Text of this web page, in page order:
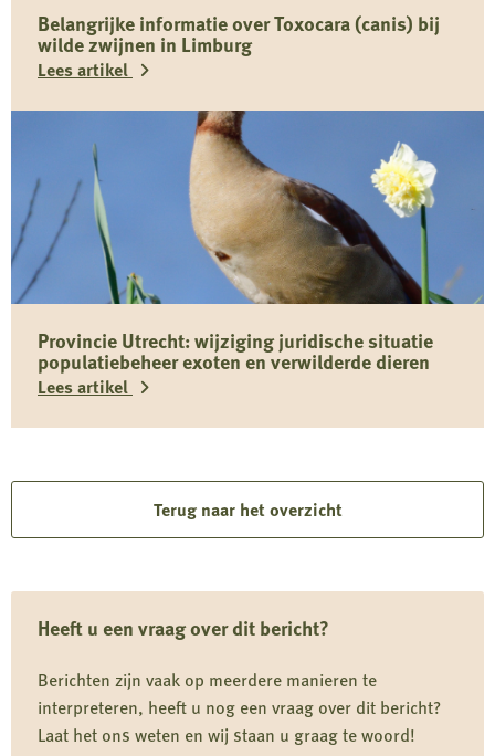
Heeft u een vraag over dit bericht?
Berichten zijn vaak op meerdere manieren te
interpreteren, heeft u nog een vraag over dit bericht?
Laat het ons weten en wij staan u graag te woord!
Belangrijke informatie over Toxocara (canis) bij
wilde zwijnen in Limburg
Lees artikel
over
Belangrijke
informatie
over
Toxocara
(canis)
wilde
zwijnen
Provincie Utrecht: wijziging juridische situatie
populatiebeheer exoten en verwilderde dieren
Lees artikel
Provincie
wijziging
juridische
populatiebeheer
exoten
Terug naar het overzicht